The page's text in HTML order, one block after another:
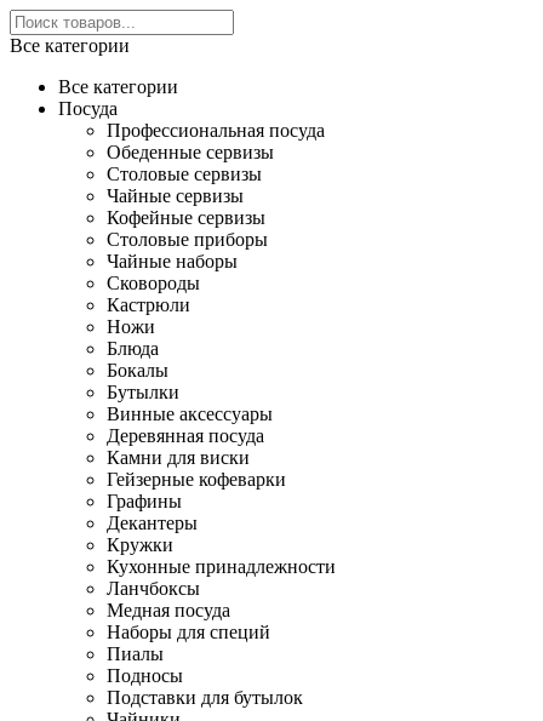
Все категории
Все категории
Посуда
Профессиональная посуда
Обеденные сервизы
Столовые сервизы
Чайные сервизы
Кофейные сервизы
Столовые приборы
Чайные наборы
Сковороды
Кастрюли
Ножи
Блюда
Бокалы
Бутылки
Винные аксессуары
Деревянная посуда
Камни для виски
Гейзерные кофеварки
Графины
Декантеры
Кружки
Кухонные принадлежности
Ланчбоксы
Медная посуда
Наборы для специй
Пиалы
Подносы
Подставки для бутылок